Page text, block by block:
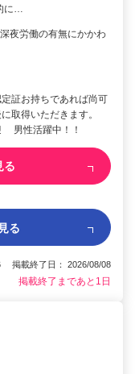
に…
夜労働の有無にかかわ
証お持ちであれば尚可
取得いただきます。
男性活躍中！！
る
る
掲載終了日： 2026/08/08
掲載終了まであと1日